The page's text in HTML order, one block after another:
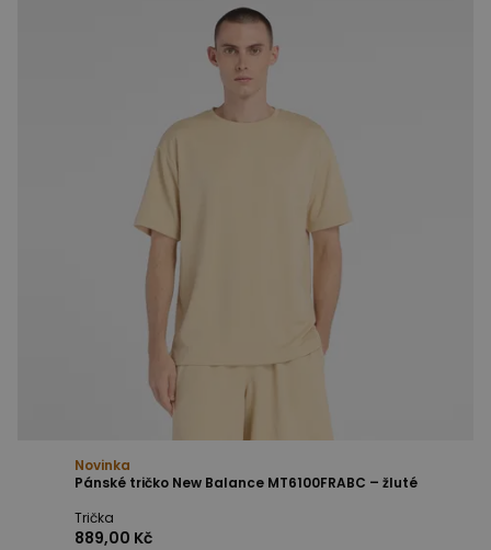
Novinka
Pánské tričko New Balance MT6100FRABC – žluté
Trička
889,00 Kč